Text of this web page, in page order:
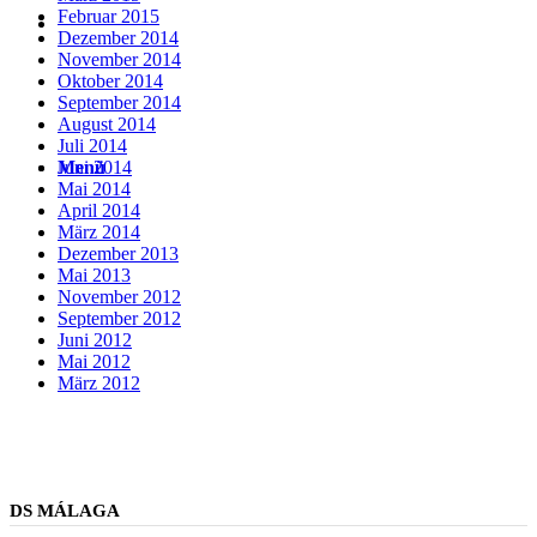
Suche
MenüMenü
Februar 2015
Dezember 2014
November 2014
Oktober 2014
September 2014
August 2014
Juli 2014
Juni 2014
Mai 2014
April 2014
März 2014
Dezember 2013
Mai 2013
November 2012
September 2012
Juni 2012
Mai 2012
März 2012
DS MÁLAGA